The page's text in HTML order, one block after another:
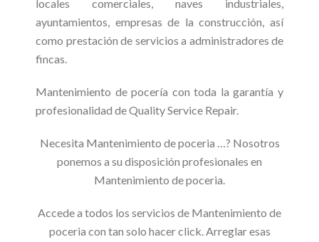
locales comerciales, naves industriales,
ayuntamientos, empresas de la construcción, así
como prestación de servicios a administradores de
fincas.
Mantenimiento de pocería con toda la garantía y
profesionalidad de Quality Service Repair.
Necesita Mantenimiento de poceria …? Nosotros
ponemos a su disposición profesionales en
Mantenimiento de poceria.
Accede a todos los servicios de Mantenimiento de
poceria con tan solo hacer click. Arreglar esas